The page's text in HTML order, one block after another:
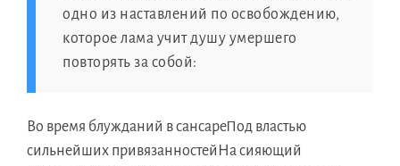
одно из наставлений по освобождению,
которое лама учит душу умершего
повторять за собой:
Во время блужданий в сансареПод властью
сильнейших привязанностейНа сияющий